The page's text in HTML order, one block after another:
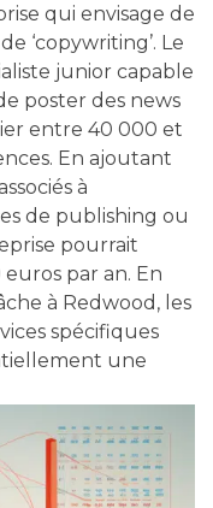
qui envisage de
‘copywriting’. Le
junior capable
poster des news
entre 40 000 et
En ajoutant
à
de publishing ou
pourrait
par an. En
à Redwood, les
spécifiques
une